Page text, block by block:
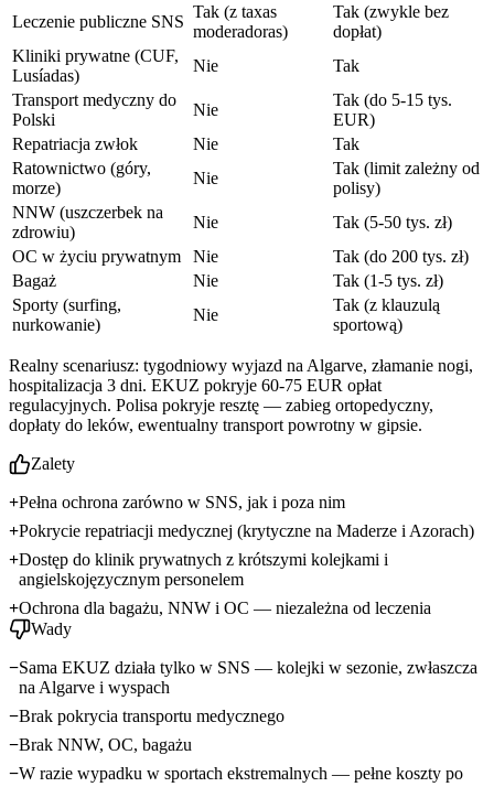
Leczenie publiczne SNS
Tak (z taxas
moderadoras)
Tak (zwykle bez
dopłat)
Kliniki prywatne (CUF,
Lusíadas)
Nie
Tak
Transport medyczny do
Polski
Nie
Tak (do 5-15 tys.
EUR)
Repatriacja zwłok
Nie
Tak
Ratownictwo (góry,
morze)
Nie
Tak (limit zależny od
polisy)
NNW (uszczerbek na
zdrowiu)
Nie
Tak (5-50 tys. zł)
OC w życiu prywatnym
Nie
Tak (do 200 tys. zł)
Bagaż
Nie
Tak (1-5 tys. zł)
Sporty (surfing,
nurkowanie)
Nie
Tak (z klauzulą
sportową)
Realny scenariusz: tygodniowy wyjazd na Algarve, złamanie nogi,
hospitalizacja 3 dni. EKUZ pokryje 60-75 EUR opłat
regulacyjnych. Polisa pokryje resztę — zabieg ortopedyczny,
dopłaty do leków, ewentualny transport powrotny w gipsie.
Zalety
Pełna ochrona zarówno w SNS, jak i poza nim
Pokrycie repatriacji medycznej (krytyczne na Maderze i Azorach)
Dostęp do klinik prywatnych z krótszymi kolejkami i
angielskojęzycznym personelem
Ochrona dla bagażu, NNW i OC — niezależna od leczenia
Wady
Sama EKUZ działa tylko w SNS — kolejki w sezonie, zwłaszcza
na Algarve i wyspach
Brak pokrycia transportu medycznego
Brak NNW, OC, bagażu
W razie wypadku w sportach ekstremalnych — pełne koszty po